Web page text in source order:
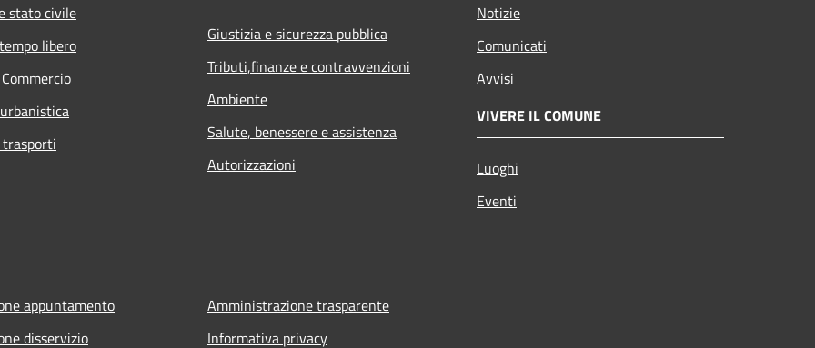
stato civile
libero
Giustizia e sicurezza pubblica
Tributi,finanze e contravvenzioni
Ambiente
Salute, benessere e assistenza
Autorizzazioni
Notizie
Comunicati
Avvisi
VIVERE IL COMUNE
Luoghi
Eventi
appuntamento
disservizio
Amministrazione trasparente
Informativa privacy